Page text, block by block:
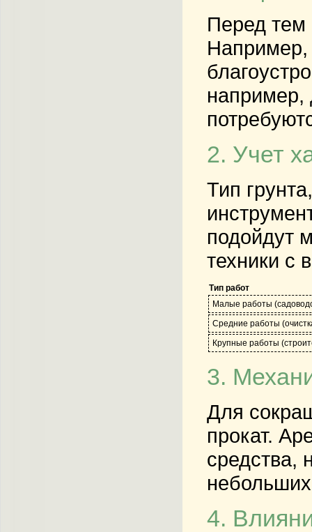
Перед тем
Например,
например,
2. Учет
Тип
подойдут
техники с
Тип работ
Малые работы
Средние работы
Крупные работы
3.
Для
прокат.
средства,
4.